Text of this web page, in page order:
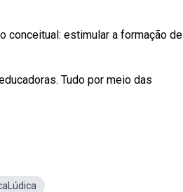
conceitual: estimular a formação de
Tudo por meio das